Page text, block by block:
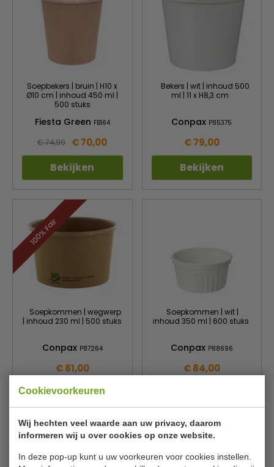
Cookievoorkeuren
Wij hechten veel waarde aan uw privacy, daarom
informeren wij u over cookies op onze website.
In deze pop-up kunt u uw voorkeuren voor cookies instellen.
Soepbekers | bruin | H10 x
Ø10 cm | inhoud 450 ml |
500 stuks
Fiesta Green FB164
€ 74,99 € 70,00
Bekijken
Bekers | wit | inhoud 500
ml | 11 x H8,3 cm
Conpax P85375
€ 79,00
Bekijken
100% Fair
Soepkommen | wegwerp
| inhoud 230 ml | 500 stuks
Conpax P87264
€ 81,00
Bekijken
Soepkommen | wit |
inhoud 350 ml | 600 stuks
Conpax P88696
€ 84,00